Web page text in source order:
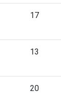
17
13
20